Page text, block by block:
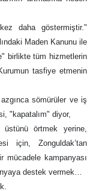
daha göstermiştir."
Maden Kanunu ile
birlikte tüm hizmetlerin
tasfiye etmenin
sömürüler ve iş
"kapatalım" diyor,
örtmek yerine,
için, Zonguldak’tan
mücadele kampanyası
destek vermek…